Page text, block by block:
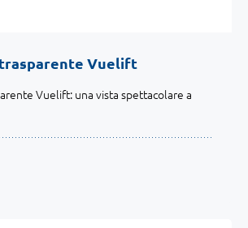
Vuelift
Vuelift: una vista spettacolare a